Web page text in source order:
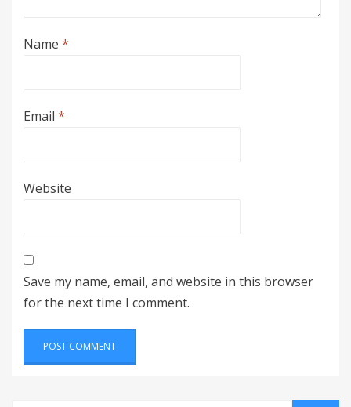
Name *
Email *
Website
Save my name, email, and website in this browser
for the next time I comment.